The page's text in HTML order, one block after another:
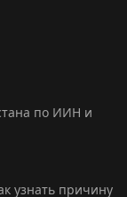
по ИИН и
узнать причину